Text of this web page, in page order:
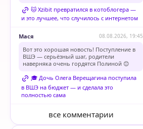
🐱 Xzibit превратился в котоблогера —
и это лучшее, что случилось с интернетом
Мася 08.08.2026, 19:45
Вот это хорошая новость! Поступление в
ВШЭ — серьёзный шаг, родители
наверняка очень гордятся Полиной 😊
🎓 Дочь Олега Верещагина поступила
в ВШЭ на бюджет — и сделала это
полностью сама
все комментарии